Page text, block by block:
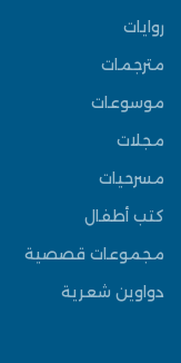
روايات
مترجمات
موسوعات
مجلات
مسرحيات
كتب أطفال
مجموعات قصصية
دواوين شعرية